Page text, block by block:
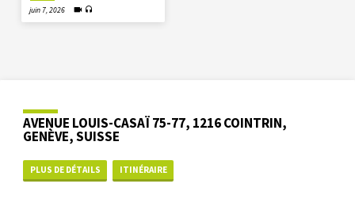
juin 7, 2026
AVENUE LOUIS-CASAÏ 75-77, 1216 COINTRIN,
GENÈVE, SUISSE
PLUS DE DÉTAILS ITINÉRAIRE